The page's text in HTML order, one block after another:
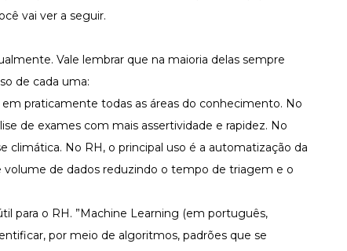
vai ver a seguir.
Vale lembrar que na maioria delas sempre
de cada uma:
praticamente todas as áreas do conhecimento. No
de exames com mais assertividade e rapidez. No
climática. No RH, o principal uso é a automatização da
de dados reduzindo o tempo de triagem e o
para o RH. ”Machine Learning (em português,
por meio de algoritmos, padrões que se